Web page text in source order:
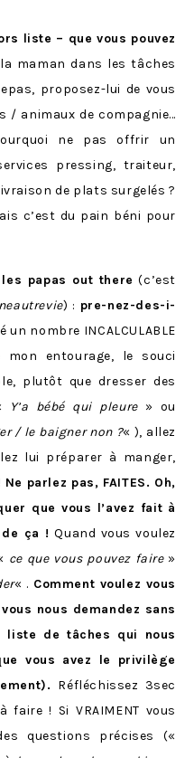
liste – que vous pouvez
la maman dans les tâches
proposez-lui de vous
/ animaux de compagnie…
ne pas offrir un
pressing, traiteur,
de plats surgelés ?
c’est du pain béni pour
papas out there (c’est
) : pre-nez-des-i-
un nombre INCALCULABLE
entourage, le souci
plutôt que dresser des
Y’a bébé qui pleure» ou
/ le baigner non ?« ), allez
lui préparer à manger,
Ne parlez pas, FAITES. Oh,
que vous l’avez fait à
ça ! Quand vous voulez
ce que vous pouvez faire»
« . Comment voulez vous
nous demandez sans
liste de tâches qui nous
vous avez le privilège
Réfléchissez 3sec
! Si VRAIMENT vous
questions précises («